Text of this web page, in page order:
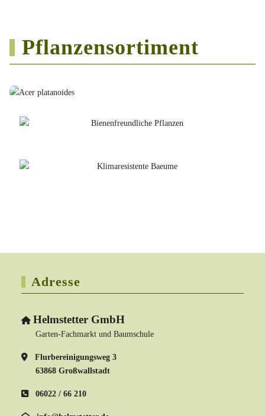
Pflanzensortiment
Adresse
Helmstetter GmbH
Garten-Fachmarkt und Baumschule
Flurbereinigungsweg 3
63868 Großwallstadt
06022 / 66 210